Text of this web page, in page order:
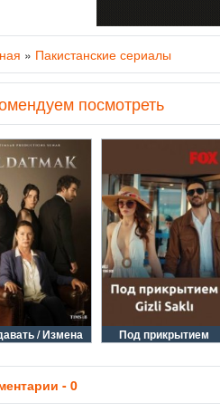
» Пакистанские сериалы
посмотреть
/ Измена Под прикрытием
- 0